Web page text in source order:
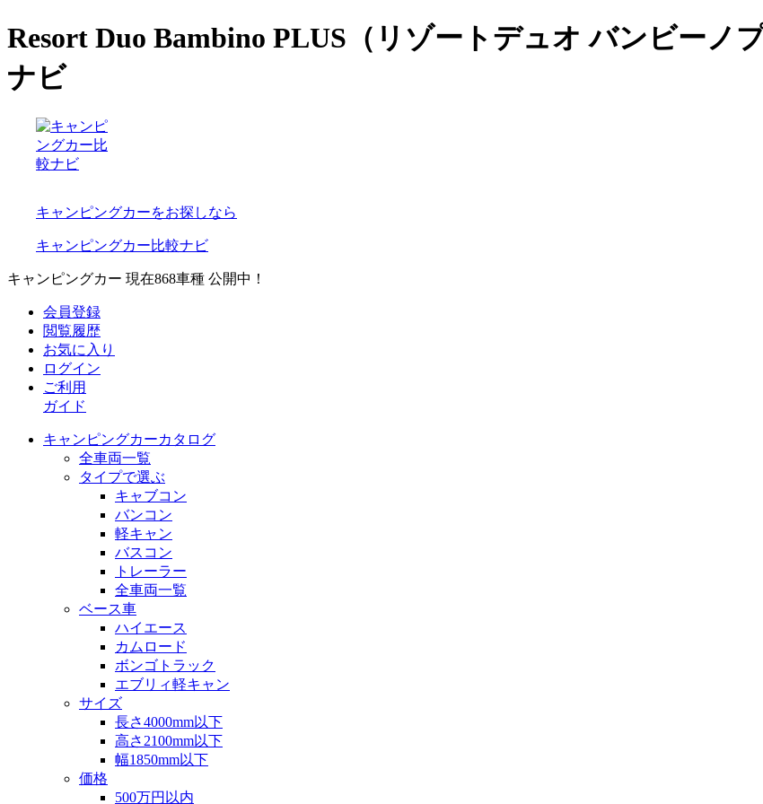
Resort Duo Bambino PLUS（リゾートデュオ バンビーノ
ナビ
キャンピングカーをお探しなら
キャンピングカー比較ナビ
キャンピングカー 現在868車種 公開中！
会員登録
閲覧履歴
お気に入り
ログイン
ご利用
ガイド
キャンピングカーカタログ
全車両一覧
タイプで選ぶ
キャブコン
バンコン
軽キャン
バスコン
トレーラー
全車両一覧
ベース車
ハイエース
カムロード
ボンゴトラック
エブリィ軽キャン
サイズ
長さ4000mm以下
高さ2100mm以下
幅1850mm以下
価格
500万円以内